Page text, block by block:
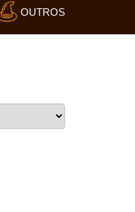
OUTROS